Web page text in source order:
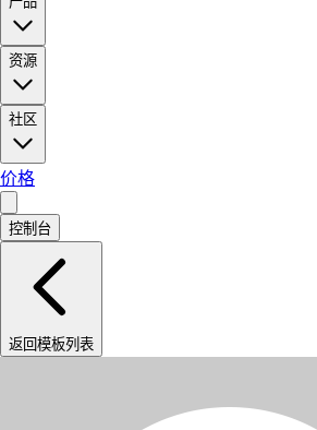
资源
社区
价格
控制台
返回模板列表